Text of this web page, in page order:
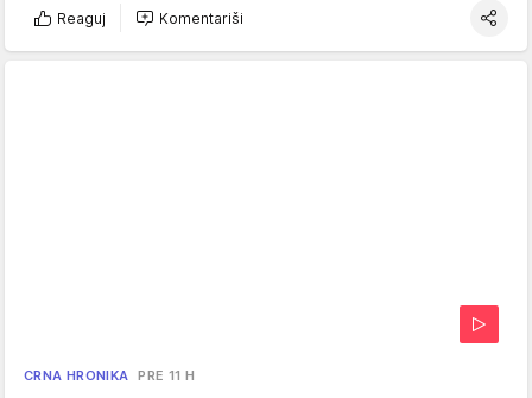
Reaguj Komentariši
CRNA HRONIKA PRE 11 H